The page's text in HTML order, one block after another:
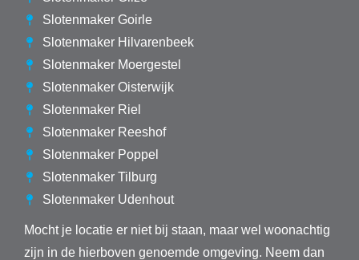
Slotenmaker Goirle
Slotenmaker Hilvarenbeek
Slotenmaker Moergestel
Slotenmaker Oisterwijk
Slotenmaker Riel
Slotenmaker Reeshof
Slotenmaker Poppel
Slotenmaker Tilburg
Slotenmaker Udenhout
Mocht je locatie er niet bij staan, maar wel woonachtig
zijn in de hierboven genoemde omgeving. Neem dan